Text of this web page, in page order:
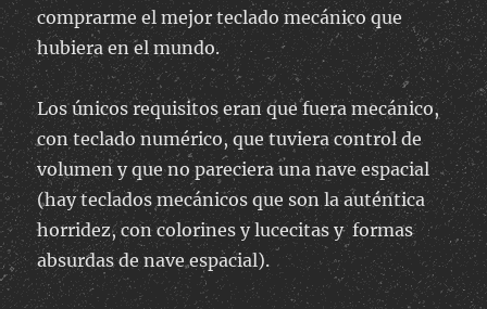
comprarme el mejor teclado mecánico que
hubiera en el mundo.
Los únicos requisitos eran que fuera mecánico,
con teclado numérico, que tuviera control de
volumen y que no pareciera una nave espacial
(hay teclados mecánicos que son la auténtica
horridez, con colorines y lucecitas y formas
absurdas de nave espacial).